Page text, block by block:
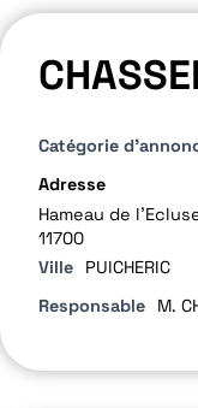
Catégorie
Adresse
Hameau de
11700
Ville
PUICHERIC
Responsable
M.